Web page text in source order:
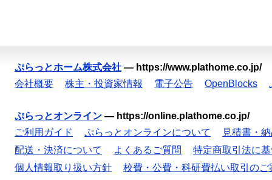
ぷらっとホーム株式会社 — https://www.plathome.co.jp/
会社概要
株主・投資家情報 電子公告 OpenBlocks
ぷらっとオンライン — https://online.plathome.co.jp/
ご利用ガイド
ぷらっとオンラインについて
見積書・
配送・決済について
よくあるご質問
特定商取引法に
個人情報取り扱い方針
校費・公費・科研費払い取引のご